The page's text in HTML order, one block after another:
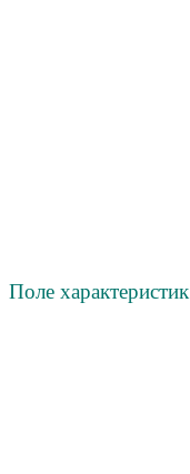
Поле характеристик